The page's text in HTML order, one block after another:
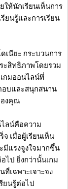
ห้นักเรียนเห็นการ
ยนรู้และการเรียน
เนียะ กระบวนการ
ะสิทธิภาพโดยรวม
กมออนไลน์ที่
อบและสนุกสนาน
องคุณ
ไลน์คือความ
เมื่อผู้เรียนเห็น
มีแรงจูงใจมากขึ้น
ไป ยิ่งกว่านั้นเกม
ที่เฉพาะเจาะจง
ยนรู้ต่อไป